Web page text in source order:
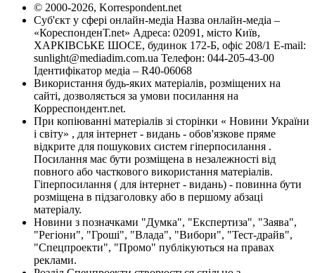
© 2000-2026, Korrespondent.net
Суб'єкт у сфері онлайн-медіа Назва онлайн-медіа –
«КореспонденТ.net» Адреса: 02091, місто Київ,
ХАРКІВСЬКЕ ШОСЕ, будинок 172-Б, офіс 208/1 E-mail:
sunlight@mediadim.com.ua Телефон: 044-205-43-00
Ідентифікатор медіа – R40-06068
Використання будь-яких матеріалів, розміщених на
сайті, дозволяється за умови посилання на
Корреспондент.net.
При копіюванні матеріалів зі сторінки « Новини України
і світу» , для інтернет - видань - обов'язкове пряме
відкрите для пошукових систем гіперпосилання .
Посилання має бути розміщена в незалежності від
повного або часткового використання матеріалів.
Гіперпосилання ( для інтернет - видань) - повинна бути
розміщена в підзаголовку або в першому абзаці
матеріалу.
Новини з позначками "Думка", "Експертиза", "Заява",
"Регіони", "Гроші", "Влада", "Вибори", "Тест-драйв",
"Спецпроекти", "Промо" публікуються на правах
реклами.